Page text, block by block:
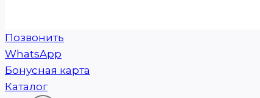
Позвонить
WhatsApp
Бонусная карта
Каталог